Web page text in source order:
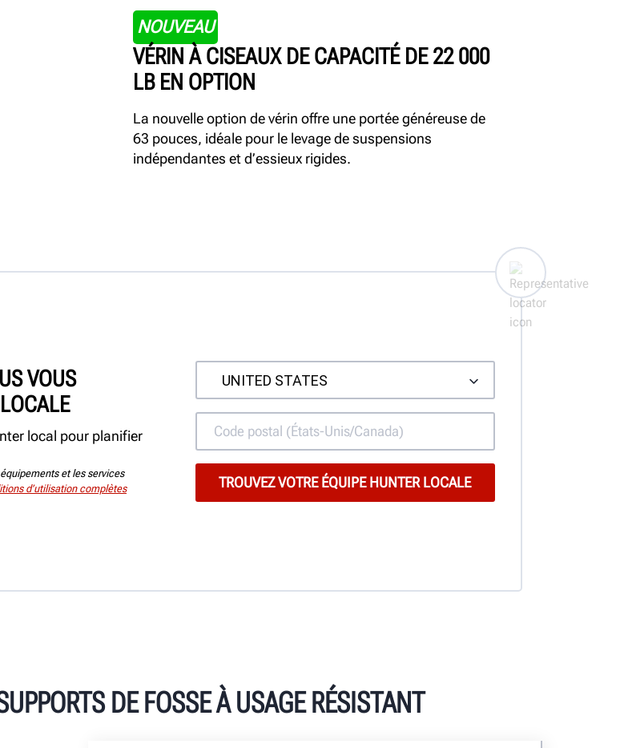
NOUVEAU
VÉRIN À CISEAUX DE CAPACITÉ DE 22 000
LB EN OPTION
La nouvelle option de vérin offre une portée généreuse de
63 pouces, idéale pour le levage de suspensions
indépendantes et d’essieux rigides.
VOUS
local pour planifier
et les services
d’utilisation complètes
DE FOSSE À USAGE RÉSISTANT